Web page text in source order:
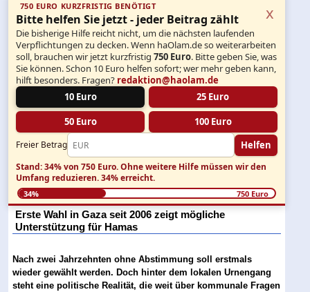
750 EURO KURZFRISTIG BENÖTIGT
Bitte helfen Sie jetzt - jeder Beitrag zählt
Die bisherige Hilfe reicht nicht, um die nächsten laufenden
Verpflichtungen zu decken. Wenn haOlam.de so weiterarbeiten
soll, brauchen wir jetzt kurzfristig750 Euro. Bitte geben Sie, was
Sie können. Schon 10 Euro helfen sofort; wer mehr geben kann,
hilft besonders. Fragen? redaktion@haolam.de
10 Euro
25 Euro
50 Euro 100 Euro
Freier Betrag Helfen
x
Stand: 34% von 750 Euro.Ohne weitere Hilfe müssen wir den
Umfang reduzieren.34% erreicht.
34% 750 Euro
Erste Wahl in Gaza seit 2006 zeigt mögliche
Unterstützung für Hamas
Nach zwei Jahrzehnten ohne Abstimmung soll erstmals
wieder gewählt werden. Doch hinter dem lokalen Urnengang
steht eine politische Realität, die weit über kommunale Fragen